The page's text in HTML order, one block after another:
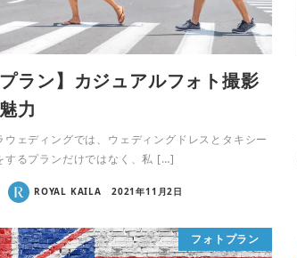
プラン】カジュアルフォト撮影
力
ウェディングでは、ウェディングドレスとタキシー
するプランだけではなく、私 […]
ROYAL KAILA 2021年11月2日
フォトプラン